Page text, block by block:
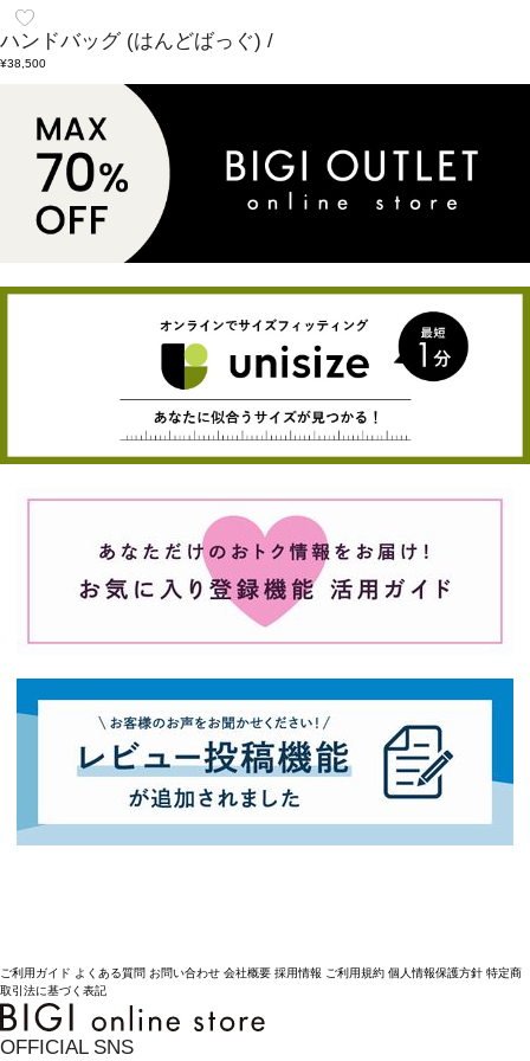
ハンドバッグ (はんどばっぐ) /
¥38,500
ご利用ガイド よくある質問 お問い合わせ 会社概要 採用情報 ご利用規約 個人情報保護方針 特定商
取引法に基づく表記
OFFICIAL SNS